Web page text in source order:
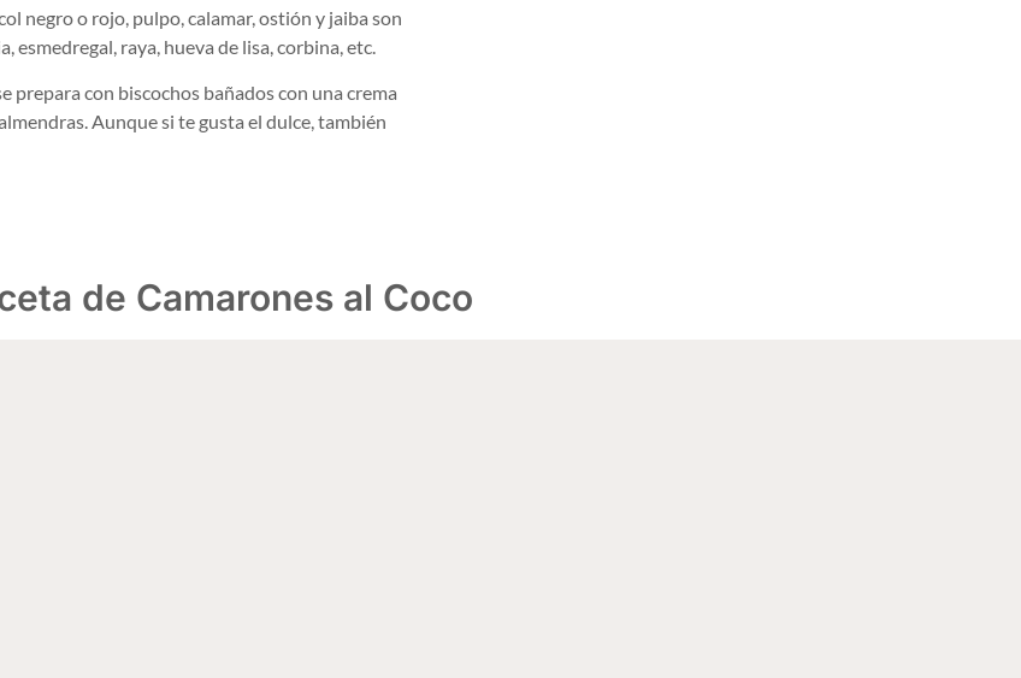
negro o rojo, pulpo, calamar, ostión y jaiba son
esmedregal, raya, hueva de lisa, corbina, etc.
prepara con biscochos bañados con una crema
Aunque si te gusta el dulce, también
de Camarones al Coco